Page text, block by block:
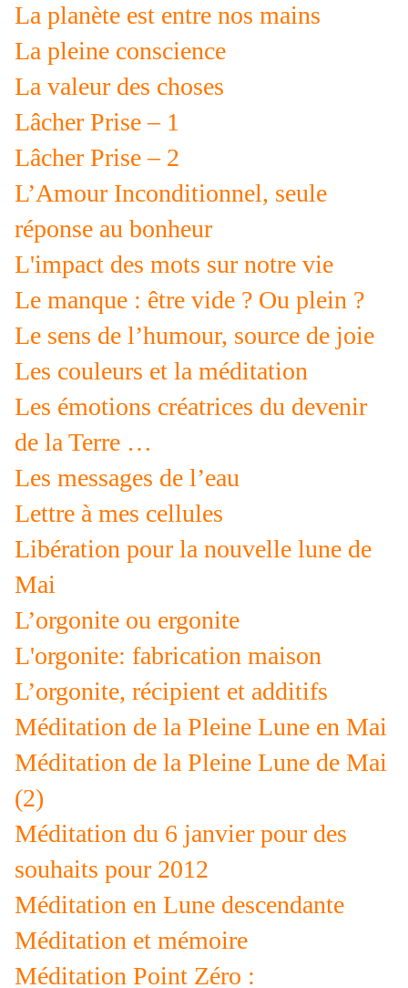
La planète est entre nos mains
La pleine conscience
La valeur des choses
Lâcher Prise – 1
Lâcher Prise – 2
L’Amour Inconditionnel, seule
réponse au bonheur
L'impact des mots sur notre vie
Le manque : être vide ? Ou plein ?
Le sens de l’humour, source de joie
Les couleurs et la méditation
Les émotions créatrices du devenir
de la Terre …
Les messages de l’eau
Lettre à mes cellules
Libération pour la nouvelle lune de
Mai
L’orgonite ou ergonite
L'orgonite: fabrication maison
L’orgonite, récipient et additifs
Méditation de la Pleine Lune en Mai
Méditation de la Pleine Lune de Mai
(2)
Méditation du 6 janvier pour des
souhaits pour 2012
Méditation en Lune descendante
Méditation et mémoire
Méditation Point Zéro :